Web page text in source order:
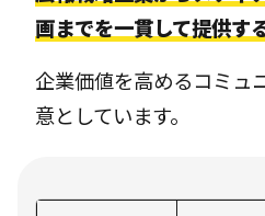
画までを一貫して提供す
企業価値を高めるコミュ
意としています。